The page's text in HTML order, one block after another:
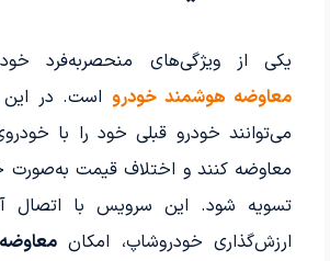
یکی از ویژگی‌های منحصربه‌فرد
معاوضه هوشمند خودرواست. در این
می‌توانند خودرو قبلی خود را با
معاوضه کنند و اختلاف قیمت به‌صورت
تسویه شود. این سرویس با اتصال
ارزش‌گذاری خودروشاپ، امکان